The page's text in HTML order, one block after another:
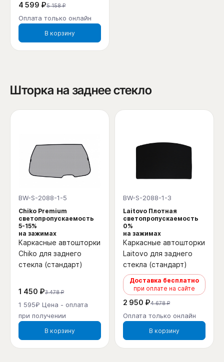
4 599 ₽5 158 ₽
Оплата только онлайн
В корзину
Шторка на заднее стекло
BW-S-2088-1-5
Chiko Premium
светопропускаемость
5-15%
на зажимах
Каркасные автошторки
Chiko для заднего
стекла (стандарт)
1 450 ₽3 478 ₽
1 595₽ Цена - оплата
при получении
В корзину
BW-S-2088-1-3
Laitovo Плотная
светопропускаемость
0%
на зажимах
Каркасные автошторки
Laitovo для заднего
стекла (стандарт)
Доставка бесплатно
при оплате на сайте
2 950 ₽4 678 ₽
Оплата только онлайн
В корзину